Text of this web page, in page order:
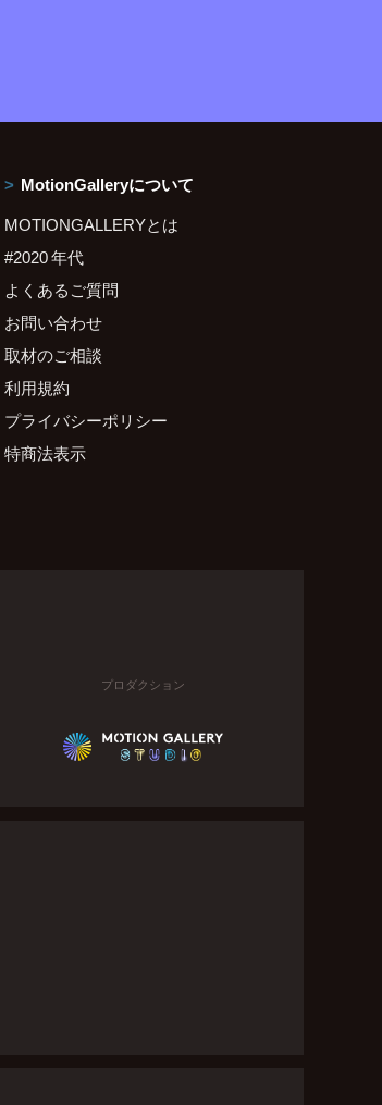
MotionGalleryについて
MOTIONGALLERYとは
#2020 年代
よくあるご質問
お問い合わせ
取材のご相談
利用規約
プライバシーポリシー
特商法表示
プロダクション